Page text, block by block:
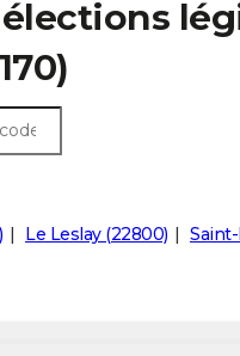
Le Leslay (22800)